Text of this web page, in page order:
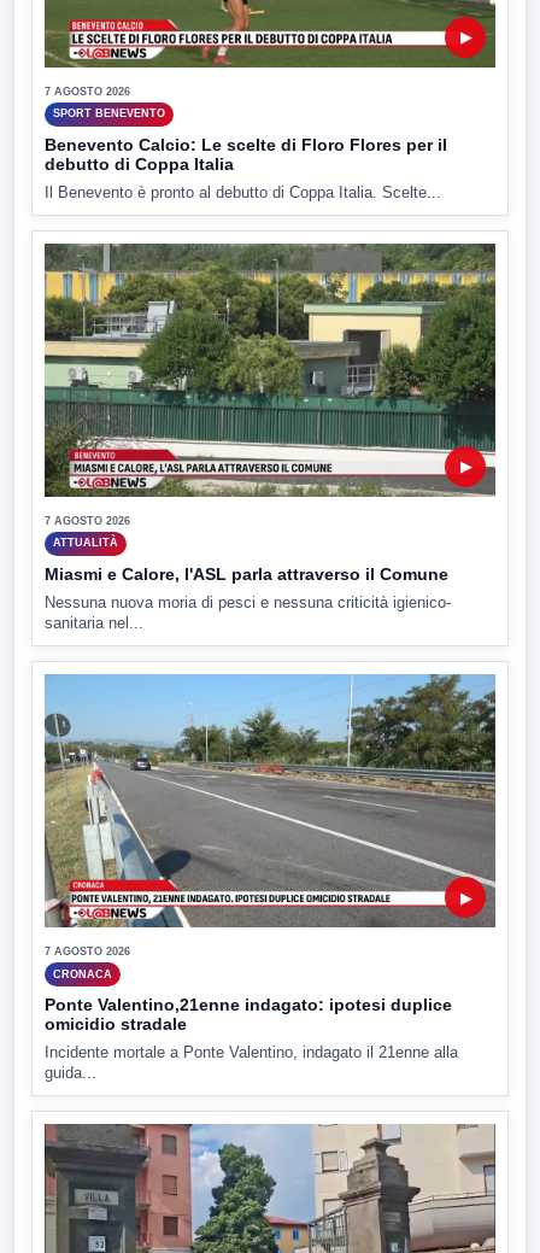
▶
7 AGOSTO 2026
SPORT BENEVENTO
Benevento Calcio: Le scelte di Floro Flores per il
debutto di Coppa Italia
Il Benevento è pronto al debutto di Coppa Italia. Scelte...
▶
7 AGOSTO 2026
ATTUALITÀ
Miasmi e Calore, l'ASL parla attraverso il Comune
Nessuna nuova moria di pesci e nessuna criticità igienico-
sanitaria nel...
▶
7 AGOSTO 2026
CRONACA
Ponte Valentino,21enne indagato: ipotesi duplice
omicidio stradale
Incidente mortale a Ponte Valentino, indagato il 21enne alla
guida...